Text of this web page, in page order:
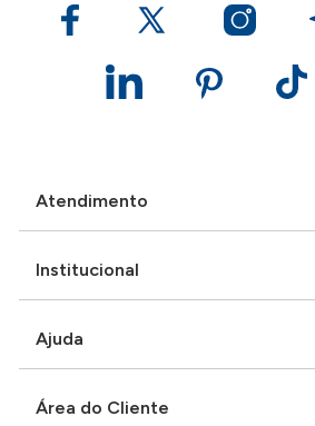
Atendimento
Institucional
Ajuda
Área do Cliente